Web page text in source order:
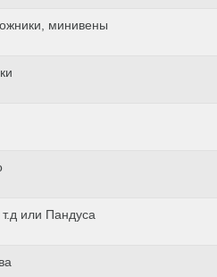
минивены
или Пандуса